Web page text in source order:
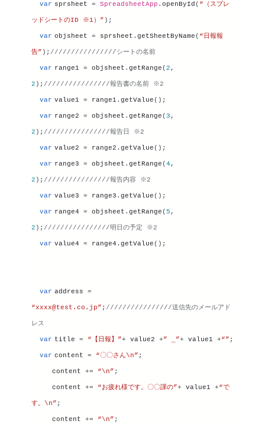
var sprsheet = SpreadsheetApp . openById ( “（スプレ
ッドシートのID ※1）” );
var objsheet = sprsheet . getSheetByName ( “日報報
告” ); ////////////////シートの名前
var range1 = objsheet . getRange ( 2
2 ); ////////////////報告書の名前 ※2
var value1 = range1 . getValue ();
var range2 = objsheet . getRange ( 3
2 ); ////////////////報告日 ※2
var value2 = range2 . getValue ();
var range3 = objsheet . getRange ( 4
2 ); ////////////////報告内容 ※2
var value3 = range3 . getValue ();
var range4 = objsheet . getRange ( 5
2 ); ////////////////明日の予定 ※2
var value4 = range4 . getValue ();
var address
“xxxx@test.co.jp” ; ////////////////送信先のメールアド
レス
var title = “【日報】”+ value2 +” _”+ value1 +“” ;
var content = “〇〇さん\n” ;
content += “\n” ;
content += “お疲れ様です。〇〇課の”+ value1 +“で
す。\n” ;
content += “\n” ;